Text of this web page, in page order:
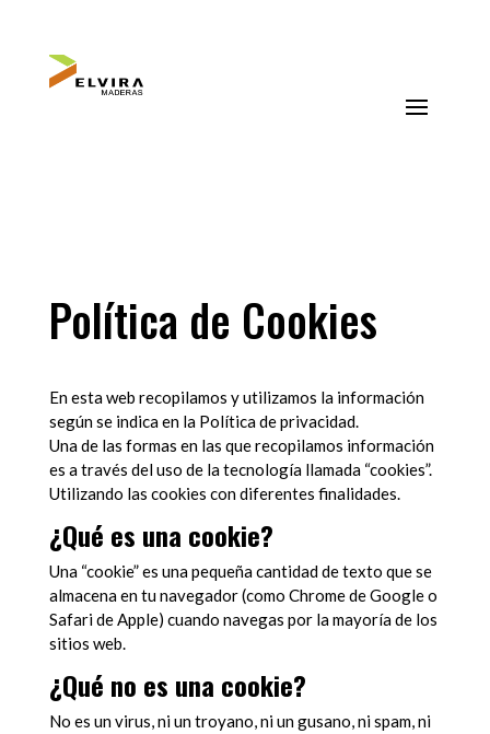
Política de Cookies
En esta web recopilamos y utilizamos la información
según se indica en la Política de privacidad.
Una de las formas en las que recopilamos información
es a través del uso de la tecnología llamada “cookies”.
Utilizando las cookies con diferentes finalidades.
¿Qué es una cookie?
Una “cookie” es una pequeña cantidad de texto que se
almacena en tu navegador (como Chrome de Google o
Safari de Apple) cuando navegas por la mayoría de los
sitios web.
¿Qué no es una cookie?
No es un virus, ni un troyano, ni un gusano, ni spam, ni